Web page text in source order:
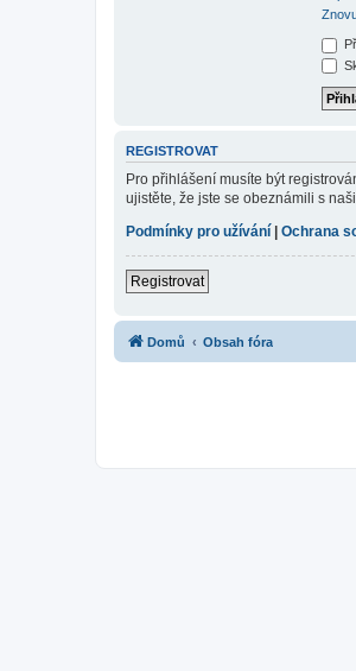
REGISTROVAT
Pro přihlášení musíte být
ujistěte, že jste se obeznámili s
Podmínky pro užívání | Ochrana
Registrovat
Domů Obsah fóra